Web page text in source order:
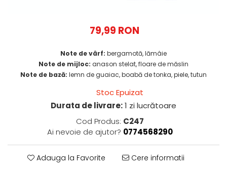
79,99 RON
Note de vârf: bergamotă, lămâie
Note de mijloc: anason stelat, floare de măslin
Note de bază: lemn de guaiac, boabă de tonka, piele, tutun
Stoc Epuizat
Durata de livrare:1 zi lucrătoare
Cod Produs: C247
Ai nevoie de ajutor? 0774568290
Adauga la Favorite Cere informatii